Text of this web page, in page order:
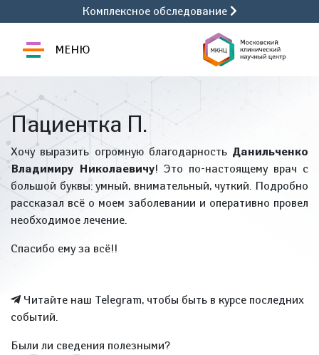
Комплексное обследование
МЕНЮ
Пациентка П.
Хочу выразить огромную благодарность Данильченко
Владимиру Николаевичу! Это по-настоящему врач с
большой буквы: умный, внимательный, чуткий. Подробно
рассказал всё о моем заболевании и оперативно провел
необходимое лечение.
Спасибо ему за всё!!
Читайте наш Telegram, чтобы быть в курсе последних
событий.
Были ли сведения полезными?